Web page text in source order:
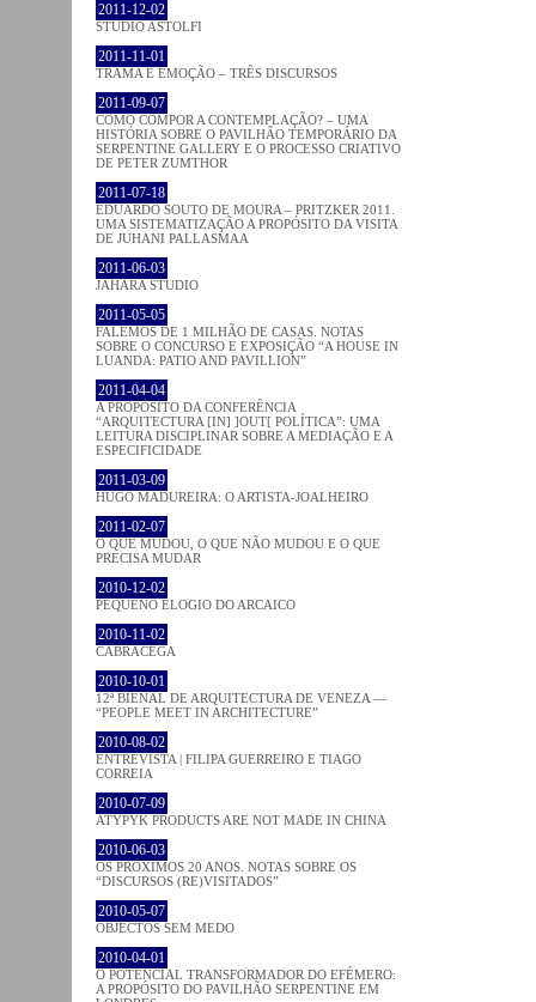
2011-12-02
STUDIO ASTOLFI
2011-11-01
TRAMA E EMOÇÃO – TRÊS DISCURSOS
2011-09-07
COMO COMPOR A CONTEMPLAÇÃO? – UMA
HISTÓRIA SOBRE O PAVILHÃO TEMPORÁRIO DA
SERPENTINE GALLERY E O PROCESSO CRIATIVO
DE PETER ZUMTHOR
2011-07-18
EDUARDO SOUTO DE MOURA – PRITZKER 2011.
UMA SISTEMATIZAÇÃO A PROPÓSITO DA VISITA
DE JUHANI PALLASMAA
2011-06-03
JAHARA STUDIO
2011-05-05
FALEMOS DE 1 MILHÃO DE CASAS. NOTAS
SOBRE O CONCURSO E EXPOSIÇÃO “A HOUSE IN
LUANDA: PATIO AND PAVILLION”
2011-04-04
A PROPÓSITO DA CONFERÊNCIA
“ARQUITECTURA [IN] ]OUT[ POLÍTICA”: UMA
LEITURA DISCIPLINAR SOBRE A MEDIAÇÃO E A
ESPECIFICIDADE
2011-03-09
HUGO MADUREIRA: O ARTISTA-JOALHEIRO
2011-02-07
O QUE MUDOU, O QUE NÃO MUDOU E O QUE
PRECISA MUDAR
2010-12-02
PEQUENO ELOGIO DO ARCAICO
2010-11-02
CABRACEGA
2010-10-01
12ª BIENAL DE ARQUITECTURA DE VENEZA —
“PEOPLE MEET IN ARCHITECTURE”
2010-08-02
ENTREVISTA | FILIPA GUERREIRO E TIAGO
CORREIA
2010-07-09
ATYPYK PRODUCTS ARE NOT MADE IN CHINA
2010-06-03
OS PRÓXIMOS 20 ANOS. NOTAS SOBRE OS
“DISCURSOS (RE)VISITADOS”
2010-05-07
OBJECTOS SEM MEDO
2010-04-01
O POTENCIAL TRANSFORMADOR DO EFÉMERO:
A PROPÓSITO DO PAVILHÃO SERPENTINE EM